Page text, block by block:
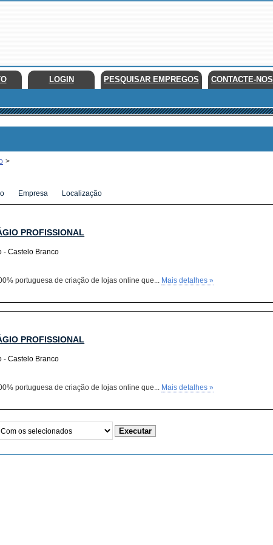
LOGIN PESQUISAR EMPREGOS CONTACTE-NOS
>
Empresa Localização
PROFISSIONAL
- Castelo Branco
portuguesa de criação de lojas online que... Mais detalhes »
PROFISSIONAL
- Castelo Branco
portuguesa de criação de lojas online que... Mais detalhes »